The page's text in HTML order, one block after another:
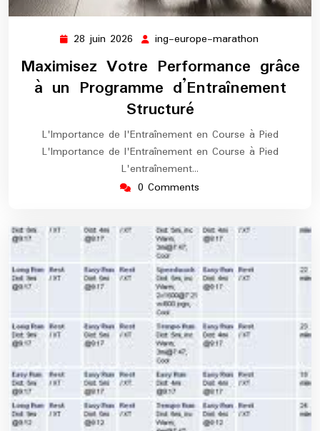
28 juin 2026 28
2026
ing-europe-marathon
europe-
marathon
Maximisez Votre Performance grâce
à un Programme d’Entraînement
Structuré
L'Importance de l'Entraînement en Course à Pied
L'Importance de l'Entraînement en Course à Pied
L'entraînement…
0 Comments